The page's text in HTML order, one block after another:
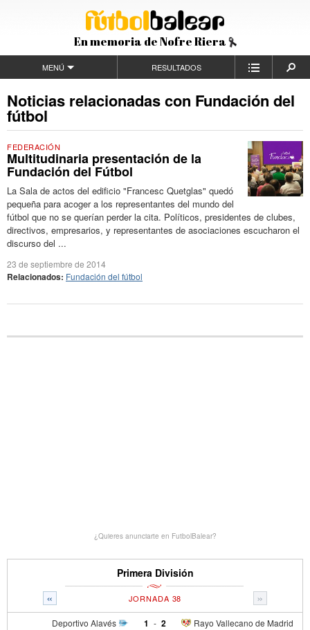
En memoria de Nofre Riera
MENÚ RESULTADOS
Noticias relacionadas con Fundación del
fútbol
FEDERACIÓN
Multitudinaria presentación de la
Fundación del Fútbol
La Sala de actos del edificio "Francesc Quetglas" quedó
pequeña para acoger a los representantes del mundo del
fútbol que no se querían perder la cita. Políticos, presidentes de clubes,
directivos, empresarios, y representantes de asociaciones escucharon el
discurso del ...
23 de septiembre de 2014
Relacionados: Fundación del fútbol
¿Quieres anunciarte en FutbolBalear?
Primera División
« »
JORNADA 38
Deportivo Alavés 1 - Rayo Vallecano de Madrid
2